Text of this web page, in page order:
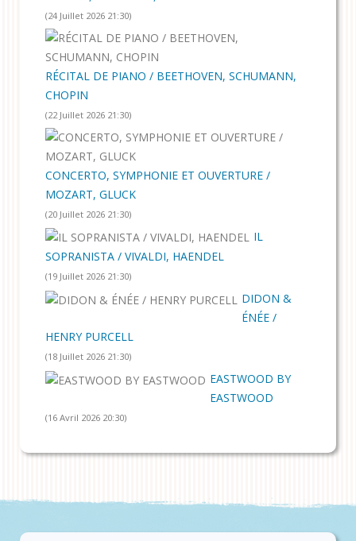
(24 Juillet 2026 21:30)
RÉCITAL DE PIANO / BEETHOVEN, SCHUMANN,
CHOPIN
(22 Juillet 2026 21:30)
CONCERTO, SYMPHONIE ET OUVERTURE /
MOZART, GLUCK
(20 Juillet 2026 21:30)
IL
SOPRANISTA / VIVALDI, HAENDEL
(19 Juillet 2026 21:30)
DIDON &
ÉNÉE /
HENRY PURCELL
(18 Juillet 2026 21:30)
EASTWOOD BY
EASTWOOD
(16 Avril 2026 20:30)